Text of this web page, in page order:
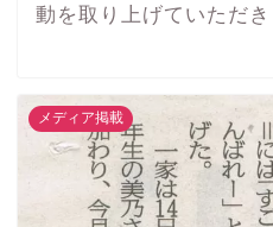
動を取り上げていただき
メディア掲載